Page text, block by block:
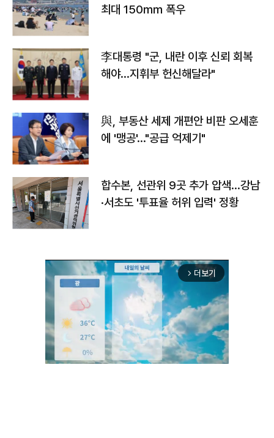
최대 150㎜ 폭우
李대통령 "군, 내란 이후 신뢰 회복
해야…지휘부 헌신해달라"
與, 부동산 세제 개편안 비판 오세훈
에 '맹공'…"공급 억제기"
합수본, 선관위 9곳 추가 압색…강남
·서초도 '투표율 허위 입력' 정황
arrow_forward_ios 더보기